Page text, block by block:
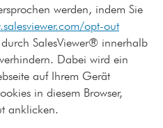
werden, indem Sie
opt-out
SalesViewer® innerhalb
Dabei wird ein
auf Ihrem Gerät
in diesem Browser,
anklicken.